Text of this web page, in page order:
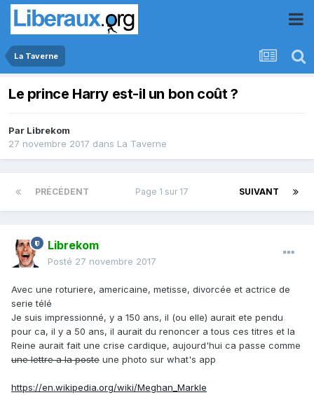
La Taverne
Le prince Harry est-il un bon coût ?
Par Librekom
27 novembre 2017 dans La Taverne
PRÉCÉDENT SUIVANT
Page 1 sur 17
Librekom
Posté 27 novembre 2017
Avec une roturiere, americaine, metisse, divorcée et actrice de
serie télé
Je suis impressionné, y a 150 ans, il (ou elle) aurait ete pendu
pour ca, il y a 50 ans, il aurait du renoncer a tous ces titres et la
Reine aurait fait une crise cardique, aujourd'hui ca passe comme
une lettre a la poste une photo sur what's app
https://en.wikipedia.org/wiki/Meghan_Markle